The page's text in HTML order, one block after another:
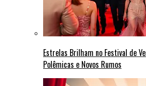
Estrelas Brilham no Festival de
Polêmicas e Novos Rumos